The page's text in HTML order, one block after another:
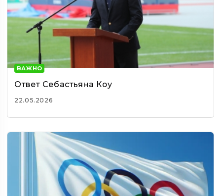
ВАЖНО
Ответ Себастьяна Коу
22.05.2026